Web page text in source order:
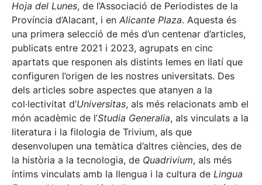
Hoja del Lunes, de l’Associació de Periodistes de la
Província d’Alacant, i en Alicante Plaza. Aquesta és
una primera selecció de més d’un centenar d’articles,
publicats entre 2021 i 2023, agrupats en cinc
apartats que responen als distints lemes en llatí que
configuren l’origen de les nostres universitats. Des
dels articles sobre aspectes que atanyen a la
col·lectivitat d’Universitas, als més relacionats amb el
món acadèmic de l’Studia Generalia, als vinculats a la
literatura i la filologia de Trivium, als que
desenvolupen una temàtica d’altres ciències, des de
la història a la tecnologia, de Quadrivium, als més
íntims vinculats amb la llengua i la cultura de Lingua